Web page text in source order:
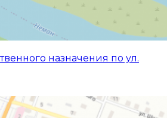
назначения по ул.